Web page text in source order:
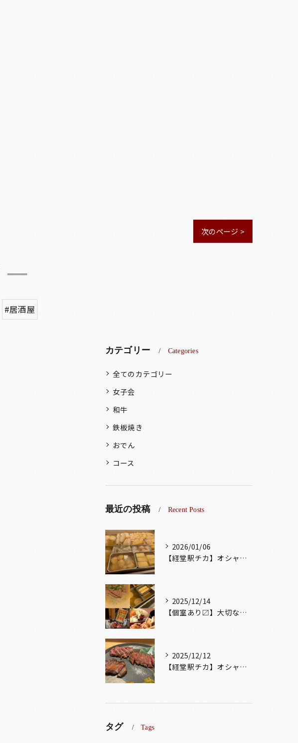
次のページ >
#居酒屋
カテゴリー Categories
全てのカテゴリー
女子会
和牛
鉄板焼き
おでん
コース
最近の投稿 Recent Posts
2026/01/06
【経堂駅チカ】オシャレ居酒屋🏮出汁が美味しいおでんがオススメ...
2025/12/14
【個室あり〼】大切な記念日、お祝い事でのご来店ぜひお待ちして...
2025/12/12
【経堂駅チカ】オシャレ居酒屋🏮自慢のお肉が楽しめる🐃お得なコ...
タグ Tags